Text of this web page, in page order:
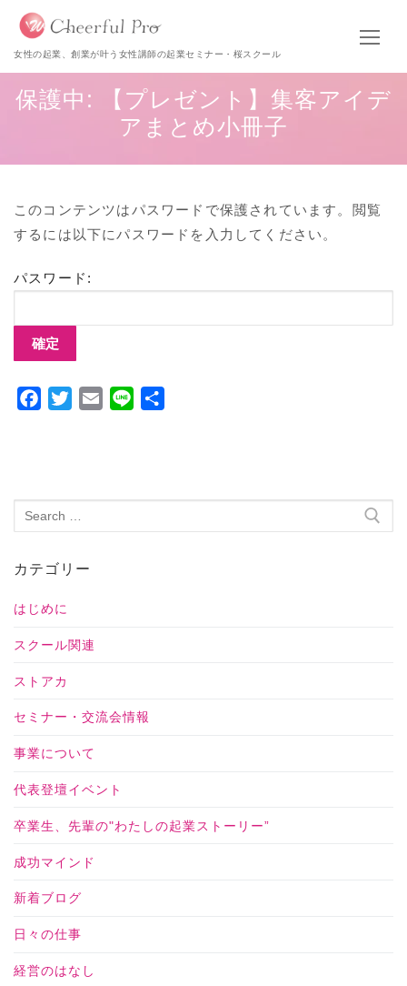
女性の起業、創業が叶う女性講師の起業セミナー・桜スクール
保護中: 【プレゼント】集客アイデ
アまとめ小冊子
このコンテンツはパスワードで保護されています。閲覧
するには以下にパスワードを入力してください。
パスワード:
Facebook
TwitterEmail Line
カテゴリー
はじめに
スクール関連
ストアカ
セミナー・交流会情報
事業について
代表登壇イベント
卒業生、先輩の"わたしの起業ストーリー”
成功マインド
新着ブログ
日々の仕事
経営のはなし